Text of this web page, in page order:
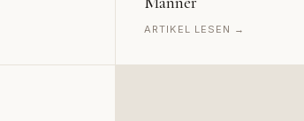
ARTIKEL LESEN →